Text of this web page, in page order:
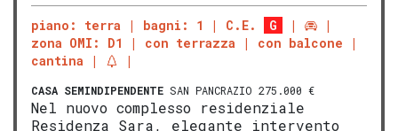
piano: terra bagni: 1 C.E.
G
zona OMI: D1
con terrazza
con balcone
cantina
CASA SEMINDIPENDENTE SAN PANCRAZIO 275.000 €
Nel nuovo complesso residenziale
Residenza Sara, elegante intervento